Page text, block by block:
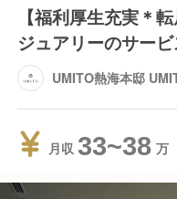
【福利厚生充実＊
ジュアリーのサー
UMITO
月収 33~38